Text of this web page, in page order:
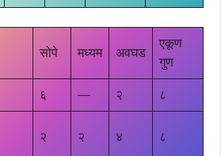
सोपे मध्यम अवघड
एकूण
गुण
६ — २ ८
२ २ ४ ८